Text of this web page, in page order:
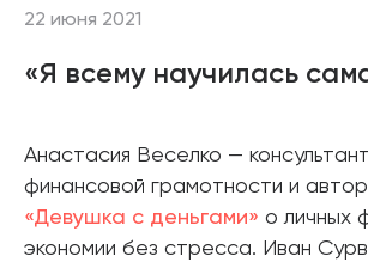
22 июня 2021
«Я всему научилась
Анастасия Веселко —
финансовой грамотности и автор
«Девушка с деньгами» о личных
экономии без стресса. Иван